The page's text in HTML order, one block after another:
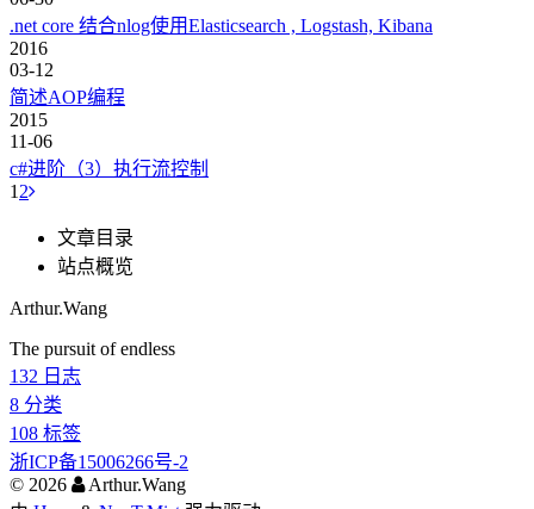
.net core 结合nlog使用Elasticsearch , Logstash, Kibana
2016
03-12
简述AOP编程
2015
11-06
c#进阶（3）执行流控制
1 2
文章目录
站点概览
Arthur.Wang
The pursuit of endless
132 日志
8 分类
108 标签
浙ICP备15006266号-2
© 2026
Arthur.Wang